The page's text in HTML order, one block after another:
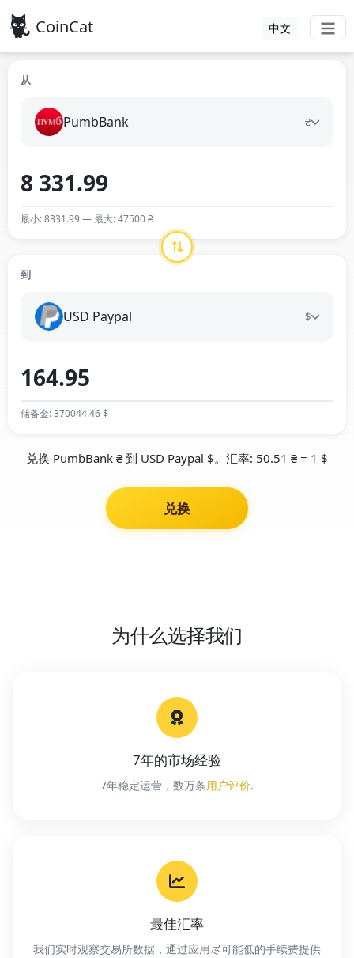
CoinCat 中文
从
PumbBank ₴
最小: 8331.99 — 最大: 47500 ₴
到
USD Paypal $
储备金: 370044.46 $
兑换 PumbBank ₴ 到 USD Paypal $。汇率: 50.51 ₴ = 1 $
兑换
为什么选择我们
7年的市场经验
7年稳定运营，数万条用户评价.
最佳汇率
我们实时观察交易所数据，通过应用尽可能低的手续费提供